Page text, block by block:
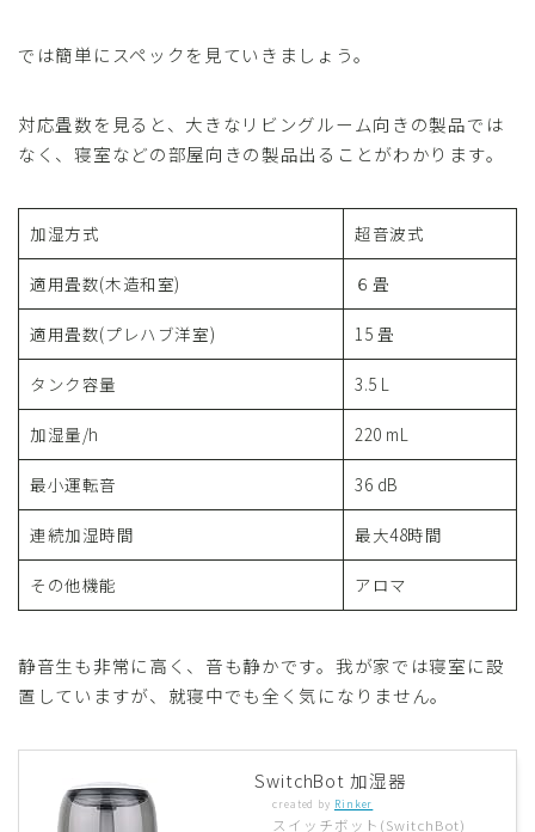
では簡単にスペックを見ていきましょう。
対応畳数を見ると、大きなリビングルーム向きの製品では
なく、寝室などの部屋向きの製品出ることがわかります。
加湿方式 超音波式
適用畳数(木造和室) ６畳
適用畳数(プレハブ洋室) 15 畳
タンク容量 3.5 L
加湿量/h 220 mL
最小運転音 36 dB
連続加湿時間 最大48時間
その他機能 アロマ
静音生も非常に高く、音も静かです。我が家では寝室に設
置していますが、就寝中でも全く気になりません。
SwitchBot 加湿器
created by Rinker
スイッチボット(SwitchBot)